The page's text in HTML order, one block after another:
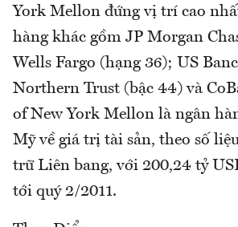
York Mellon đứng vị trí cao
hàng khác gồm JP Morgan
Wells Fargo (hạng 36); US
Northern Trust (bậc 44) và
of New York Mellon là ngân
Mỹ về giá trị tài sản, theo số
trữ Liên bang, với 200,24 tỷ
tới quý 2/2011.